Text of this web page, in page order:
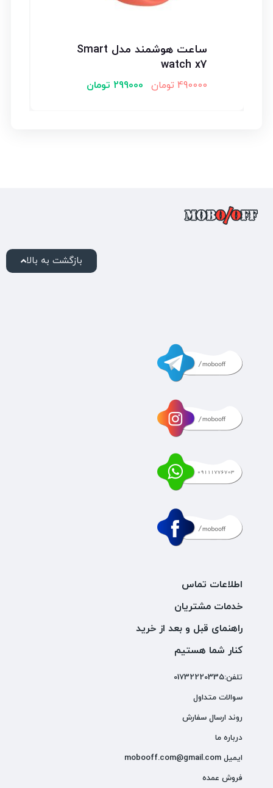
ساعت هوشمند مدل Smart
watch x7
490000 تومان 299000 تومان
بازگشت به بالا
اطلاعات تماس
خدمات مشتریان
راهنمای قبل و بعد از خرید
کنار شما هستیم
تلفن:01732220335
سوالات متداول
روند ارسال سفارش
درباره ما
ایمیل mobooff.com@gmail.com
فروش عمده